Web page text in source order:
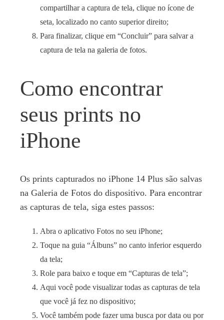
compartilhar a captura de tela, clique no ícone de
seta, localizado no canto superior direito;
Para finalizar, clique em “Concluir” para salvar a
captura de tela na galeria de fotos.
Como encontrar
seus prints no
iPhone
Os prints capturados no iPhone 14 Plus são salvas
na Galeria de Fotos do dispositivo. Para encontrar
as capturas de tela, siga estes passos:
Abra o aplicativo Fotos no seu iPhone;
Toque na guia “Álbuns” no canto inferior esquerdo
da tela;
Role para baixo e toque em “Capturas de tela”;
Aqui você pode visualizar todas as capturas de tela
que você já fez no dispositivo;
Você também pode fazer uma busca por data ou por